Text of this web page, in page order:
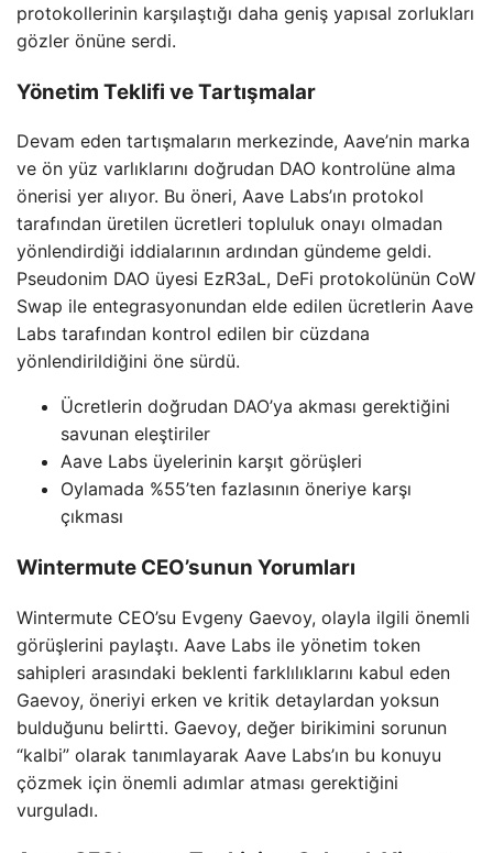
protokollerinin karşılaştığı daha geniş yapısal zorlukları
gözler önüne serdi.
Yönetim Teklifi ve Tartışmalar
Devam eden tartışmaların merkezinde, Aave’nin marka
ve ön yüz varlıklarını doğrudan DAO kontrolüne alma
önerisi yer alıyor. Bu öneri, Aave Labs’ın protokol
tarafından üretilen ücretleri topluluk onayı olmadan
yönlendirdiği iddialarının ardından gündeme geldi.
Pseudonim DAO üyesi EzR3aL, DeFi protokolünün CoW
Swap ile entegrasyonundan elde edilen ücretlerin Aave
Labs tarafından kontrol edilen bir cüzdana
yönlendirildiğini öne sürdü.
Ücretlerin doğrudan DAO’ya akması gerektiğini
savunan eleştiriler
Aave Labs üyelerinin karşıt görüşleri
Oylamada %55’ten fazlasının öneriye karşı
çıkması
Wintermute CEO’sunun Yorumları
Wintermute CEO’su Evgeny Gaevoy, olayla ilgili önemli
görüşlerini paylaştı. Aave Labs ile yönetim token
sahipleri arasındaki beklenti farklılıklarını kabul eden
Gaevoy, öneriyi erken ve kritik detaylardan yoksun
bulduğunu belirtti. Gaevoy, değer birikimini sorunun
“kalbi” olarak tanımlayarak Aave Labs’ın bu konuyu
çözmek için önemli adımlar atması gerektiğini
vurguladı.